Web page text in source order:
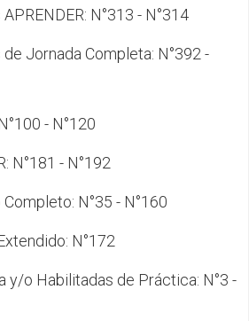
N°313 - N°314
Jornada Completa: N°392 -
- N°120
N°181 - N°192
N°35 - N°160
N°172
y/o Habilitadas de Práctica: N°3 -